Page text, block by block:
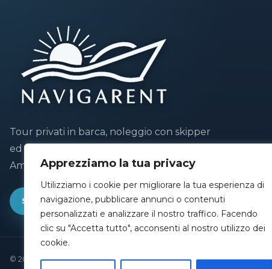
Apprezziamo la tua privacy
Utilizziamo i cookie per migliorare la tua esperienza di
navigazione, pubblicare annunci o contenuti
personalizzati e analizzare il nostro traffico. Facendo
clic su "Accetta tutto", acconsenti al nostro utilizzo dei
cookie.
Tour privati in barca, noleggio con skipper
ed esperienze su misura lungo la Costiera
Amalfitana.
SCRIVICI SU WHATSAPP
© 2026 NavigaRent